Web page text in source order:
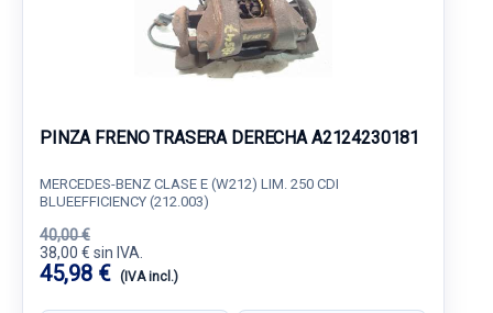
PINZA FRENO TRASERA DERECHA A2124230181
MERCEDES-BENZ CLASE E (W212) LIM. 250 CDI
BLUEEFFICIENCY (212.003)
40,00 €
38,00 € sin IVA.
45,98 € (IVA incl.)